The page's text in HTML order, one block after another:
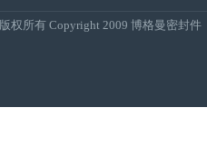
版权所有 Copyright 2009 博格曼密封件